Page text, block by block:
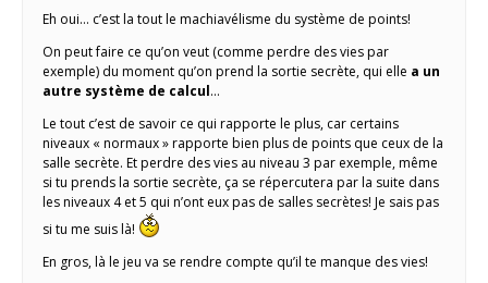
Eh oui… c’est la tout le machiavélisme du système de points!
On peut faire ce qu’on veut (comme perdre des vies par
exemple) du moment qu’on prend la sortie secrète, qui elle a un
autre système de calcul…
Le tout c’est de savoir ce qui rapporte le plus, car certains
niveaux « normaux » rapporte bien plus de points que ceux de la
salle secrète. Et perdre des vies au niveau 3 par exemple, même
si tu prends la sortie secrète, ça se répercutera par la suite dans
les niveaux 4 et 5 qui n’ont eux pas de salles secrètes! Je sais pas
si tu me suis là!
En gros, là le jeu va se rendre compte qu’il te manque des vies!